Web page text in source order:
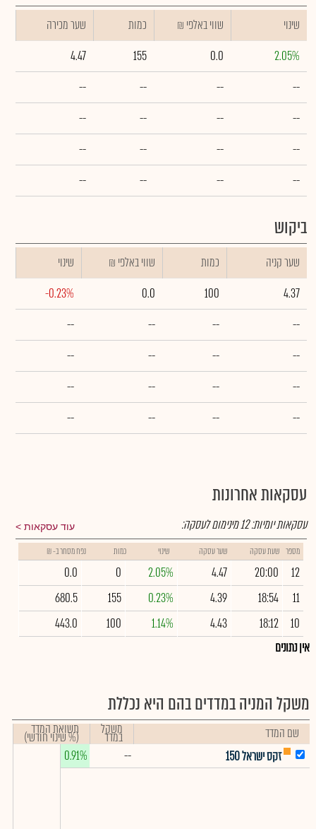
שינוי ₪ שווי באלפי כמות
שער מכירה
2.05%
0.0
155
4.47
--
--
--
--
--
--
--
--
--
--
--
--
--
--
--
--
ביקוש
שער קניה כמות ₪ שווי באלפי
שינוי
4.37
100
0.0
-0.23%
--
--
--
--
--
--
--
--
--
--
--
--
--
--
--
--
עסקאות אחרונות
עוד עסקאות עסקאות יומיות:12מינימום לעסקה:
מספר שעת עסקה שער עסקה שינוי כמות נפח מסחר ב- ₪
12
20:00
4.47
2.05%
0
0.0
11
18:54
4.39
0.23%
155
680.5
10
18:12
4.43
1.14%
100
443.0
אין נתונים
משקל המניה במדדים בהם היא נכללת
שם המדד משקל
במדד תשואת המדד
(% שינוי חודשי)
זקס ישראל 150
--
0.91%